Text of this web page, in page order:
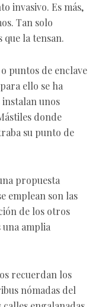
invasivo. Es más,
Tan solo
que la tensan.
puntos de enclave
ello se ha
instalan unos
donde
su punto de
propuesta
emplean son las
de los otros
amplia
recuerdan los
nómadas del